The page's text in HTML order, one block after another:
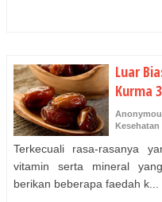
Luar
Kurma
Kesehatan
Terkecuali rasa-rasanya
vitamin serta mineral
berikan beberapa faedah k...